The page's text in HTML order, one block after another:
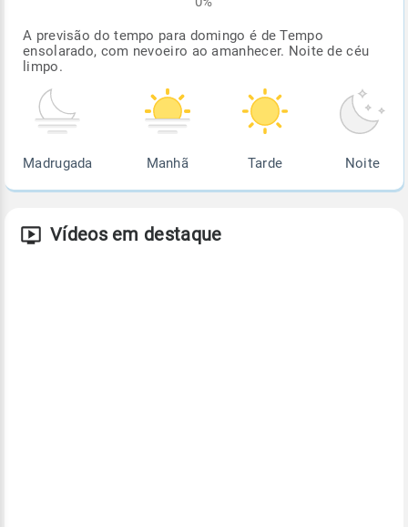
A previsão do tempo para domingo é de Tempo
ensolarado, com nevoeiro ao amanhecer. Noite de céu
limpo.
Madrugada Manhã Tarde Noite
Vídeos em destaque